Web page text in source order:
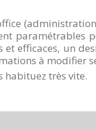
paramétrables
et efficaces, un
à modifier
habituez très vite.